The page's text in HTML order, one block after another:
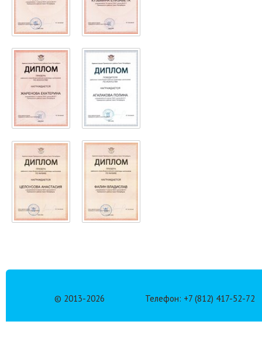
© 2013-2026 Телефон: +7 (812) 417-52-72